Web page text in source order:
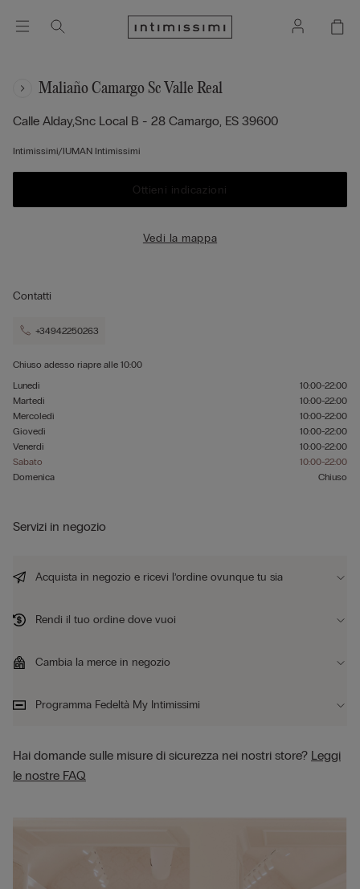
Maliaño Camargo Sc Valle Real
Calle Alday,snc Local B - 28 Camargo, ES 39600
Intimissimi/IUMAN Intimissimi
Ottieni indicazioni
Vedi la mappa
Contatti
+34942250263
Chiuso adesso riapre alle 10:00
Lunedì
10:00-22:00
Martedì
10:00-22:00
Mercoledì
10:00-22:00
Giovedì
10:00-22:00
Venerdì
10:00-22:00
Sabato
10:00-22:00
Domenica
Chiuso
Servizi in negozio
Acquista in negozio e ricevi l’ordine ovunque tu sia
Rendi il tuo ordine dove vuoi
Cambia la merce in negozio
Programma Fedeltà My Intimissimi
Hai domande sulle misure di sicurezza nei nostri store? Leggi
le nostre FAQ